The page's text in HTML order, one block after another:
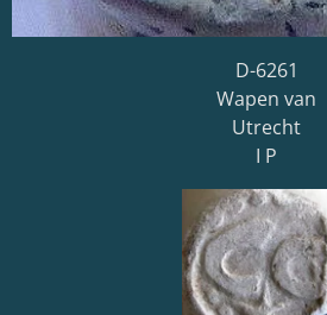
D-6261
Wapen van
Utrecht
I P